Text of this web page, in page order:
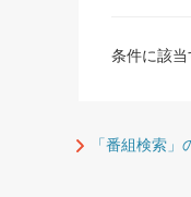
条件に該当
「番組検索」